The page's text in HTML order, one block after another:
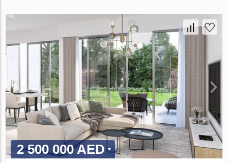
2 500 000 AED